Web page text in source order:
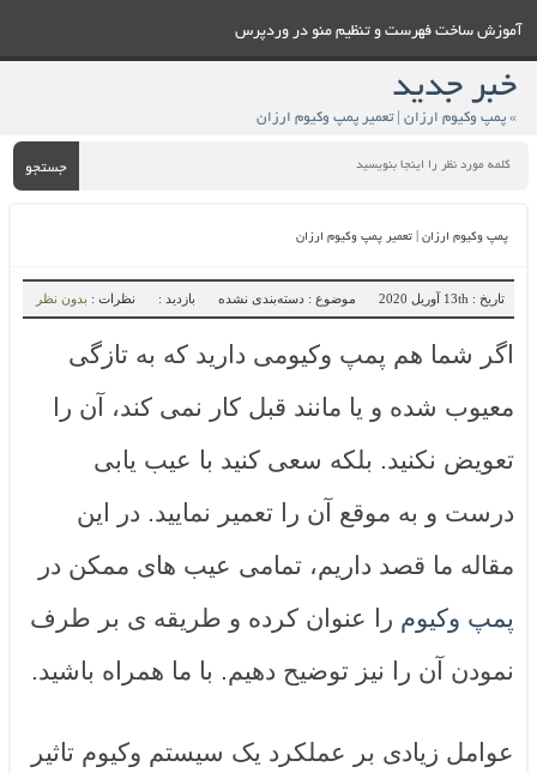
آموزش ساخت فهرست و تنظيم منو در وردپرس
خبر جدید
» پمپ وکیوم ارزان | تعمیر پمپ وکیوم ارزان
جستجو
پمپ وکیوم ارزان | تعمیر پمپ وکیوم ارزان
تاریخ : 13th آوریل 2020 موضوع : دسته‌بندی نشده بازدید : نظرات : بدون نظر
اگر شما هم پمپ وکیومی دارید که به تازگی
معیوب شده و یا مانند قبل کار نمی کند، آن را
تعویض نکنید. بلکه سعی کنید با عیب یابی
درست و به موقع آن را تعمیر نمایید. در این
مقاله ما قصد داریم، تمامی عیب های ممکن در
پمپ وکیوم را عنوان کرده و طریقه ی بر طرف
نمودن آن را نیز توضیح دهیم. با ما همراه باشید.
عوامل زیادی بر عملکرد یک سیستم وکیوم تاثیر